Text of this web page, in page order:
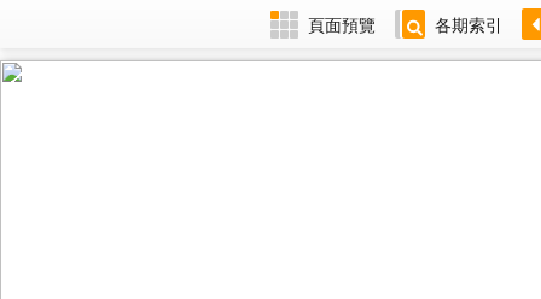
頁面預覽 各期索引